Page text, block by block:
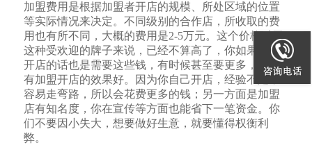
加盟费用是根据加盟者开店的规模、所处区域的位置
等实际情况来决定。不同级别的合作店，所收取的费
用也有所不同，大概的费用是2-5万元。这个价格对于
这种受欢迎的牌子来说，已经不算高了，你如果自己
开店的话也是需要这些钱，有时候甚至要更多，还没
有加盟开店的效果好。因为你自己开店，经验不足，
容易走弯路，所以会花费更多的钱；另一方面是加盟
店有知名度，你在宣传等方面也能省下一笔资金。你
们不要因小失大，想要做好生意，就要懂得权衡利
弊。